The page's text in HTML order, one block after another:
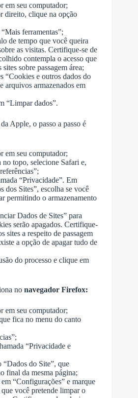
em seu computador;
direito, clique na opção
ferramentas”;
de tempo que você queira
as visitas. Certifique-se de
contempla o acesso que
sobre passagem área;
“Cookies e outros dados do
arquivos armazenados em
“Limpar dados”.
da Apple, o passo a passo é
em seu computador;
topo, selecione Safari e,
“Privacidade”. Em
dos Sites”, escolha se você
permitindo o armazenamento
Dados de Sites” para
serão apagados. Certifique-
sites a respeito de passagem
a opção de apagar tudo de
do processo e clique em
no navegador Firefox:
em seu computador;
fica no menu do canto
“Privacidade e
“Dados do Site”, que
final da mesma página;
“Configurações” e marque
que você pretende limpar o